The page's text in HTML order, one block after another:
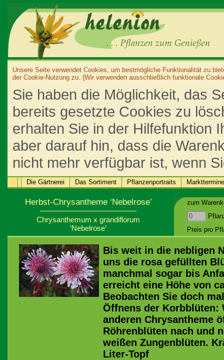
Unsere Seite verwendet Cookies, um bestmögliche Funktionalität zu
der Cookie-Nutzung zu. (Wir verwenden ausschließlich funktionale
Sie haben die Möglichkeit, das
bereits gesetzte Cookies zu
erhalten Sie in der Hilfefunktion
aber darauf hin, dass die
nicht mehr verfügbar ist, wenn
Die Gärtnerei Das Sortiment Pflanzenportraits Markttermine
Herbst-Chrysantheme ‘Nebelrose’
Chrysanthemum x grandiflorum
‘Nebelrose’
zum
Preis pro
Bis weit in die nebligen
uns die rosa gefüllten
manchmal sogar bis
erreicht eine Höhe von
Beobachten Sie doch
Öffnens der Korbblüten:
anderen Chrysantheme
Röhrenblüten nach und
weißen Zungenblüten.
Liter-Topf